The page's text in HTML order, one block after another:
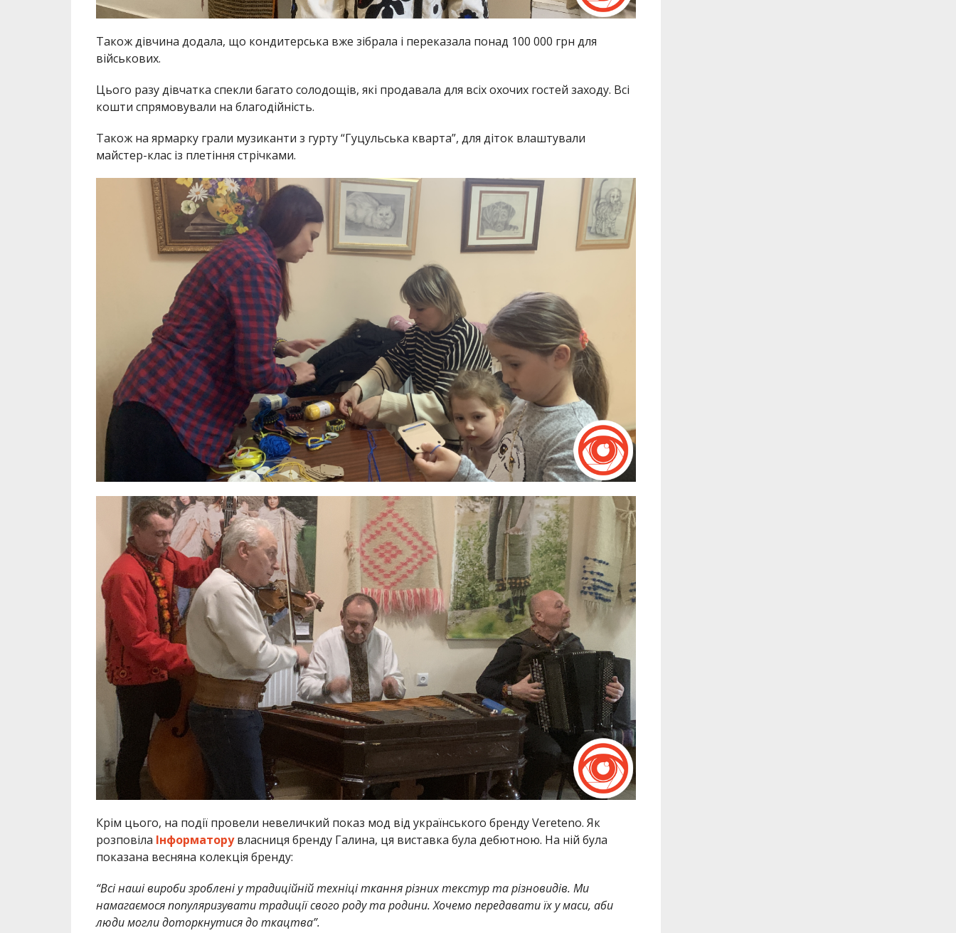
Також дівчина додала, що кондитерська вже зібрала і переказала понад 100 000 грн для
військових.
Цього разу дівчатка спекли багато солодощів, які продавала для всіх охочих гостей заходу. Всі
кошти спрямовували на благодійність.
Також на ярмарку грали музиканти з гурту “Гуцульська кварта”, для діток влаштували
майстер-клас із плетіння стрічками.
Крім цього, на події провели невеличкий показ мод від українського бренду Vereteno. Як
розповіла Інформаторувласниця бренду Галина, ця виставка була дебютною. На ній була
показана весняна колекція бренду:
“Всі наші вироби зроблені у традиційній техніці ткання різних текстур та різновидів. Ми
намагаємося популяризувати традиції свого роду та родини. Хочемо передавати їх у маси, аби
люди могли доторкнутися до ткацтва”.